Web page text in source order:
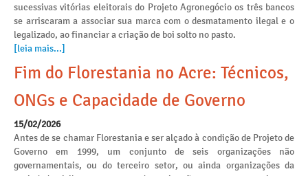
sucessivas vitórias eleitorais do Projeto Agronegócio os três bancos
se arriscaram a associar sua marca com o desmatamento ilegal e o
legalizado, ao financiar a criação de boi solto no pasto.
[leia mais...]
Fim do Florestania no Acre: Técnicos,
ONGs e Capacidade de Governo
15/02/2026
Antes de se chamar Florestania e ser alçado à condição de Projeto de
Governo em 1999, um conjunto de seis organizações não
governamentais, ou do terceiro setor, ou ainda organizações da